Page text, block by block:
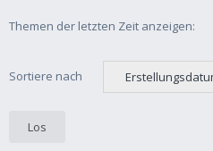
Themen der letzten Zeit anzeigen:
Sortiere nach